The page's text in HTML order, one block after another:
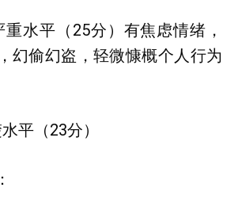
水平（25分）有焦虑情绪，
幻偷幻盗，轻微慷概个人行为
平（23分）